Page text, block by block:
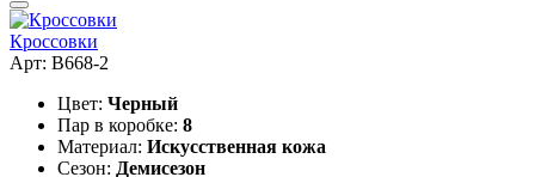
Кроссовки
Арт: B668-2
Цвет: Черный
Пар в коробке: 8
Материал: Искусственная кожа
Сезон: Демисезон